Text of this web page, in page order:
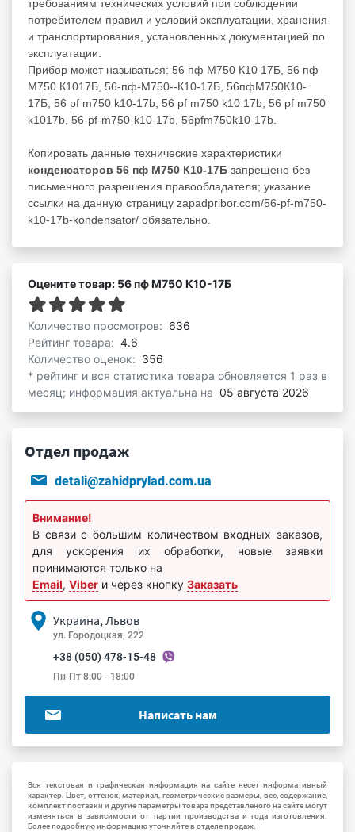
требованиям технических условий при соблюдении
потребителем правил и условий эксплуатации, хранения
и транспортирования, установленных документацией по
эксплуатации.
Прибор может называться: 56 пф М750 К10 17Б, 56 пф
М750 К1017Б, 56-пф-М750--К10-17Б, 56пфМ750К10-
17Б, 56 pf m750 k10-17b, 56 pf m750 k10 17b, 56 pf m750
k1017b, 56-pf-m750-k10-17b, 56pfm750k10-17b.
Копировать данные технические характеристики
конденсаторов 56 пф М750 К10-17Б запрещено без
письменного разрешения правообладателя; указание
ссылки на данную страницу zapadpribor.com/56-pf-m750-
k10-17b-kondensator/ обязательно.
Оцените товар: 56 пф М750 К10-17Б
Количество просмотров: 636
Рейтинг товара: 4.6
Количество оценок: 356
* рейтинг и вся статистика товара обновляется 1 раз в
месяц; информация актуальна на 05 августа 2026
Отдел продаж
detali@zahidprylad.com.ua
Внимание!
В связи с большим количеством входных заказов,
для ускорения их обработки, новые заявки
принимаются только на
Email, Viber и через кнопку Заказать
Украина, Львов
ул. Городоцкая, 222
+38 (050) 478-15-48
Пн-Пт 8:00 - 18:00
Написать нам
Вся текстовая и графическая информация на сайте несет информативный
характер. Цвет, оттенок, материал, геометрические размеры, вес, содержание,
комплект поставки и другие параметры товара представленого на сайте могут
изменяться в зависимости от партии производства и года изготовления.
Более подробную информацию уточняйте в отделе продаж.